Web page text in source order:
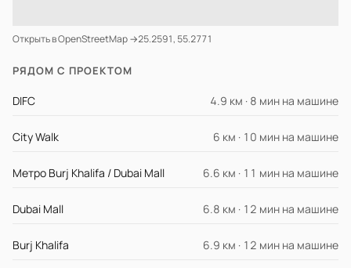
Открыть в OpenStreetMap →25.2591, 55.2771
РЯДОМ С ПРОЕКТОМ
DIFC 4.9 км · 8 мин на машине
City Walk 6 км · 10 мин на машине
Метро Burj Khalifa / Dubai Mall 6.6 км · 11 мин на машине
Dubai Mall 6.8 км · 12 мин на машине
Burj Khalifa 6.9 км · 12 мин на машине